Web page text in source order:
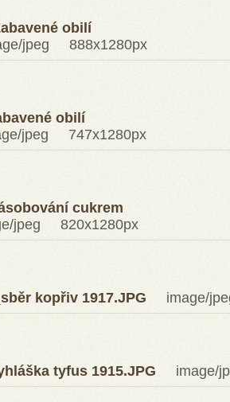
obilí
jpeg 888x1280px
obilí
jpeg 747x1280px
cukrem
jpeg 820x1280px
kopřiv 1917.JPG image/
tyfus 1915.JPG image/